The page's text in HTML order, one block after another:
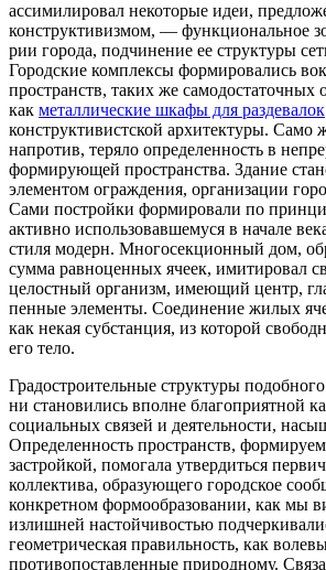
ассимилировал некоторые идеи,
конструктивизмом, — функциональное
рии города, подчинение ее структуры
Город­ские комплексы формировались
пространств, таких же самодостаточных
как металлические шкафы для раздевалок
конст­руктивистской архитектуры. Само
напротив, теряло определенность в
формирующей пространства. Здание
элементом ограждения, организации
Сами постройки формировали по
активно использовавшемуся в начале
стиля модерн. Многосекционный дом,
сумма равноценных ячеек, имитировал
целостный организм, имеющий центр,
пенные элементы. Соединение жилых
как некая субстанция, из которой
его тело.
Градостроительные структуры
ни становились вполне благоприятной
соци­альных связей и деятельности,
Определен­ность пространств,
застройкой, по­могала утвердиться
коллектива, образующе­го городское
конкретном формообразовании, как мы
излишней настойчивостью
геометрическая правильность, как
противопоставленные природному.